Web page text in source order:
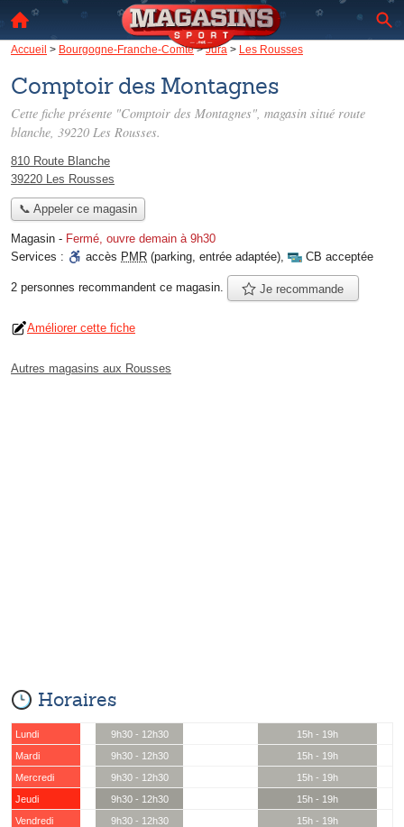
Accueil > Bourgogne-Franche-Comté>Jura > Les Rousses
Comptoir des Montagnes
Cette fiche présente "Comptoir des Montagnes", magasin situé route
blanche, 39220 Les Rousses.
810 Route Blanche
39220 Les Rousses
📞 Appeler ce magasin
Magasin - Fermé, ouvre demain à 9h30
Services :
accès PMR (parking, entrée adaptée), CB acceptée
2 personnes recommandent ce magasin. Je recommande
Améliorer cette fiche
Autres magasins aux Rousses
Horaires
Lundi 9h30 - 12h30
15h - 19h
Mardi
9h30 - 12h30
15h - 19h
Mercredi
9h30 - 12h30
15h - 19h
Jeudi
9h30 - 12h30
15h - 19h
Vendredi
9h30 - 12h30
15h - 19h